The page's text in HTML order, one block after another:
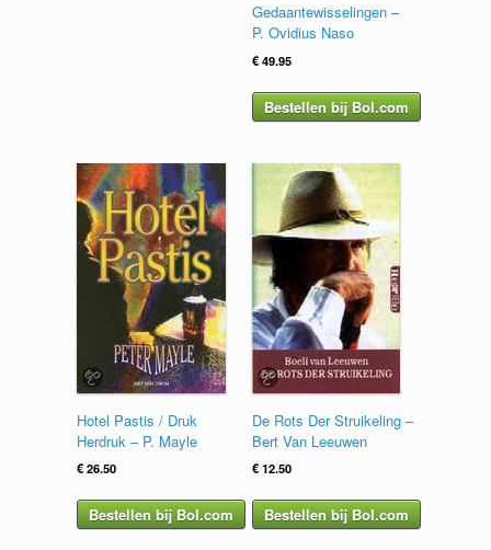
Gedaantewisselingen –
P. Ovidius Naso
€49.95
Bestellen bij Bol.com
Hotel Pastis / Druk
Herdruk – P. Mayle
€26.50
Bestellen bij Bol.com
De Rots Der Struikeling –
Bert Van Leeuwen
€12.50
Bestellen bij Bol.com